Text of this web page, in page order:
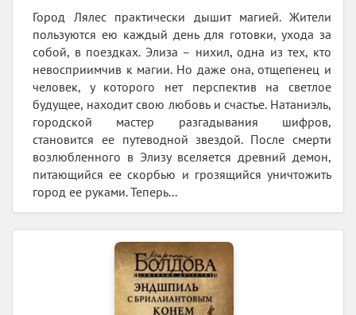
Город Лялес практически дышит магией. Жители
пользуются ею каждый день для готовки, ухода за
собой, в поездках. Элиза – нихил, одна из тех, кто
невосприимчив к магии. Но даже она, отщепенец и
человек, у которого нет перспектив на светлое
будущее, находит свою любовь и счастье. Натаниэль,
городской мастер разгадывания шифров,
становится ее путеводной звездой. После смерти
возлюбленного в Элизу вселяется древний демон,
питающийся ее скорбью и грозящийся уничтожить
город ее руками. Теперь...